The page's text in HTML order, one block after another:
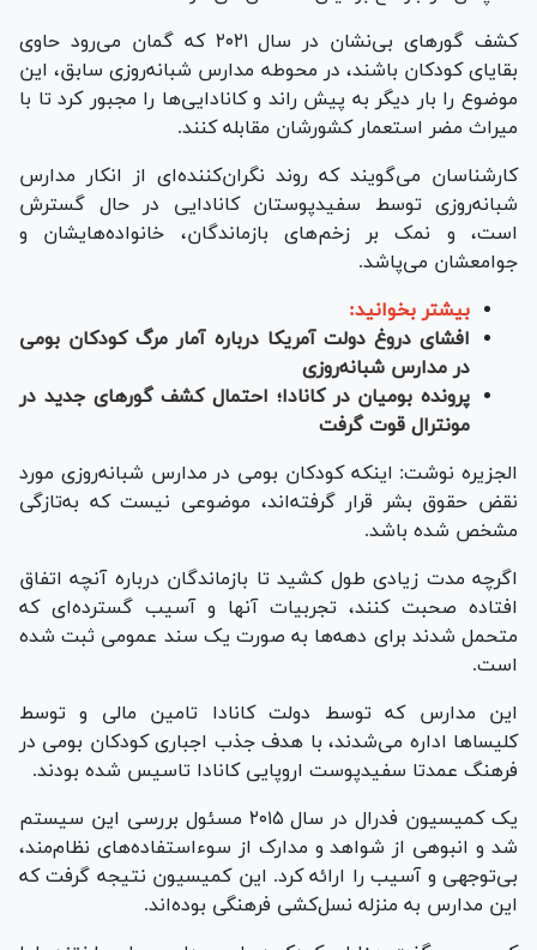
کشف گور‌های بی‌نشان در سال ۲۰۲۱ که گمان می‌رود حاوی
بقایای کودکان باشند، در محوطه مدارس شبانه‌روزی سابق، این
موضوع را بار دیگر به پیش راند و کانادایی‌ها را مجبور کرد تا با
میراث مضر استعمار کشورشان مقابله کنند.
کارشناسان می‌گویند که روند نگران‌کننده‌ای از انکار مدارس
شبانه‌روزی توسط سفیدپوستان کانادایی در حال گسترش
است، و نمک بر زخم‌های بازماندگان، خانواده‌هایشان و
جوامعشان می‌پاشد.
بیشتر بخوانید:
افشای دروغ دولت آمریکا درباره آمار مرگ کودکان بومی
در مدارس شبانه‌روزی
پرونده بومیان در کانادا؛ احتمال کشف گور‌های جدید در
مونترال قوت گرفت
الجزیره نوشت: اینکه کودکان بومی در مدارس شبانه‌روزی مورد
نقض حقوق بشر قرار گرفته‌اند، موضوعی نیست که به‌تازگی
مشخص شده باشد.
اگرچه مدت زیادی طول کشید تا بازماندگان درباره آنچه اتفاق
افتاده صحبت کنند، تجربیات آنها و آسیب گسترده‌ای که
متحمل شدند برای دهه‌ها به صورت یک سند عمومی ثبت شده
است.
این مدارس که توسط دولت کانادا تامین مالی و توسط
کلیسا‌ها اداره می‌شدند، با هدف جذب اجباری کودکان بومی در
فرهنگ عمدتا سفیدپوست اروپایی کانادا تاسیس شده بودند.
یک کمیسیون فدرال در سال ۲۰۱۵ مسئول بررسی این سیستم
شد و انبوهی از شواهد و مدارک از سوءاستفاده‌های نظام‌مند،
بی‌توجهی و آسیب را ارائه کرد. این کمیسیون نتیجه گرفت که
این مدارس به منزله نسل‌کشی فرهنگی بوده‌اند.